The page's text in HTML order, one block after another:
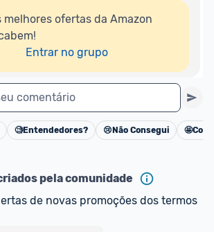
melhores ofertas da Amazon
Entrar no grupo
comentário
Cancelar
🧐Entendedores? 😢 Não Consegui 🤩
pela comunidade
de novas promoções dos termos